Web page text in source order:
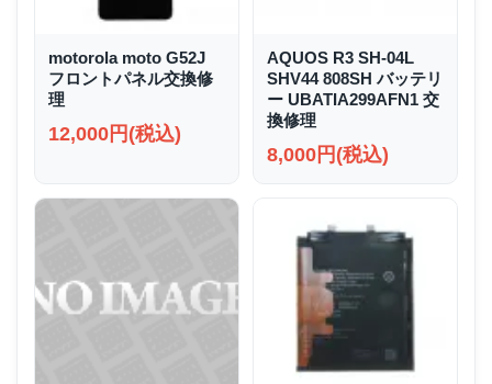
motorola moto G52J
フロントパネル交換修
理
12,000円(税込)
AQUOS R3 SH-04L
SHV44 808SH バッテリ
ー UBATIA299AFN1 交
換修理
8,000円(税込)